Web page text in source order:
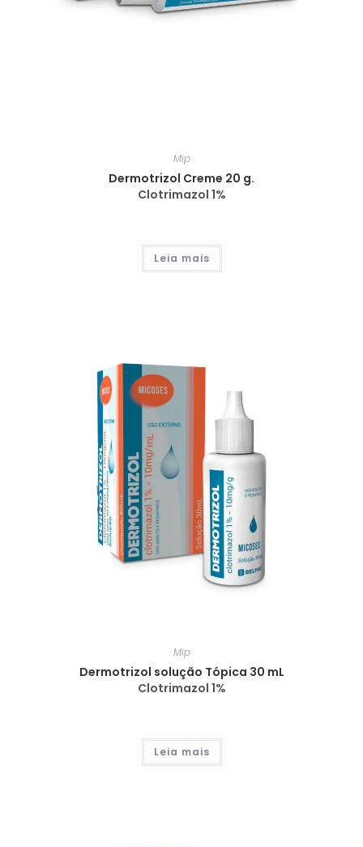
Mip
Dermotrizol Creme 20 g.
Clotrimazol 1%
Leia mais
Mip
Dermotrizol solução Tópica 30 mL
Clotrimazol 1%
Leia mais